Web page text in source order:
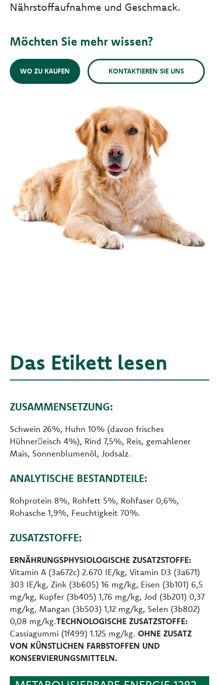
Nährstoffaufnahme und Geschmack.
Möchten Sie mehr wissen?
WO ZU KAUFEN KONTAKTIEREN SIE UNS
Das Etikett lesen
ZUSAMMENSETZUNG:
Schwein 26%, Huhn 10% (davon frisches
Hühner􀞰eisch 4%), Rind 7,5%, Reis, gemahlener
Mais, Sonnenblumenöl, Jodsalz.
ANALYTISCHE BESTANDTEILE:
Rohprotein 8%, Rohfett 5%, Rohfaser 0,6%,
Rohasche 1,9%, Feuchtigkeit 70%.
ZUSATZSTOFFE:
ERNÄHRUNGSPHYSIOLOGISCHE ZUSATZSTOFFE:
Vitamin A (3a672c) 2.670 IE/kg, Vitamin D3 (3a671)
303 IE/kg, Zink (3b605) 16 mg/kg, Eisen (3b101) 6,5
mg/kg, Kupfer (3b405) 1,76 mg/kg, Jod (3b201) 0,37
mg/kg, Mangan (3b503) 1,12 mg/kg, Selen (3b802)
0,08 mg/kg.TECHNOLOGISCHE ZUSATZSTOFFE:
Cassiagummi (1f499) 1.125 mg/kg. OHNE ZUSATZ
VON KÜNSTLICHEN FARBSTOFFEN UND
KONSERVIERUNGSMITTELN.